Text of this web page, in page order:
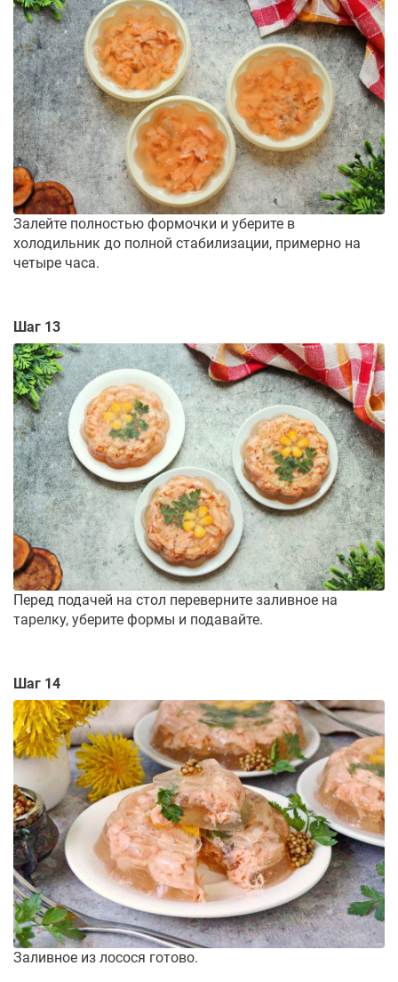
Залейте полностью формочки и уберите в
холодильник до полной стабилизации, примерно на
четыре часа.
Шаг 13
Перед подачей на стол переверните заливное на
тарелку, уберите формы и подавайте.
Шаг 14
Заливное из лосося готово.